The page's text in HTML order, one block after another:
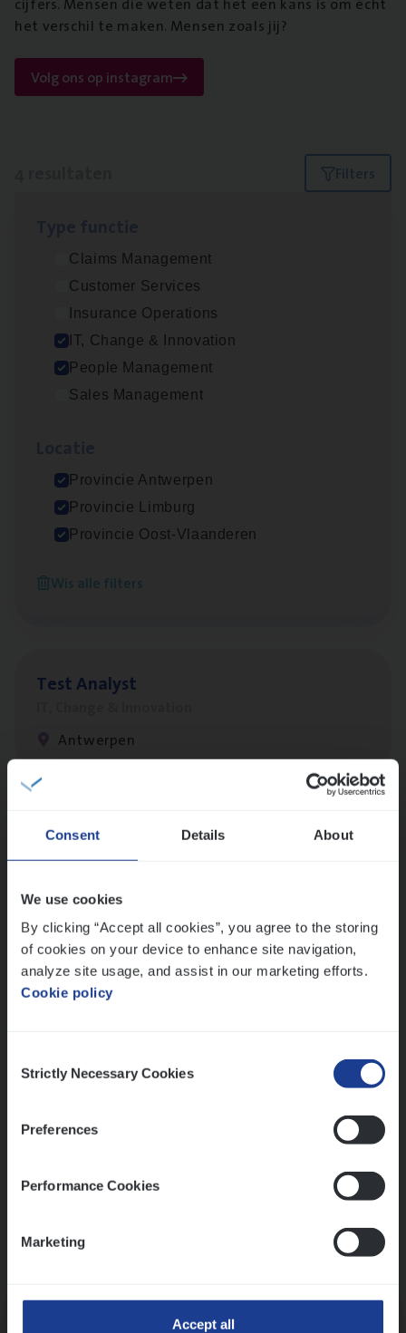
Consent Details About
We use cookies
By clicking “Accept all cookies”, you agree to the storing
of cookies on your device to enhance site navigation,
analyze site usage, and assist in our marketing efforts.
Cookie policy
Selection
Strictly Necessary Cookies
Preferences
Performance Cookies
Marketing
Accept all
het verschil te maken. Mensen zoals jij?
Volg ons op instagram
Filters
Claims Management
Customer Services
Insurance Operations
IT, Change & Innovation
People Management
Sales Management
Provincie Antwerpen
Provincie Limburg
Provincie Oost-Vlaanderen
Wis alle filters
Busi­ness Analyst
IT, Change & Innovation
Antwerpen
(Agi­le)IT Pro­ject Manager
Busi­ness Mana­ger Mari­ne Cargo
Antwerpen
Test Ana­lyst
Antwerpen
Lees onze verhalen
Meer dan collega’s: hoe Julie en Aurélie elkaar
Mathias houdt van diepgaande dossiers én droge
humor
Thalia zoekt graag oplossingen, in games én op het
werk
Ons sollicitatieproces